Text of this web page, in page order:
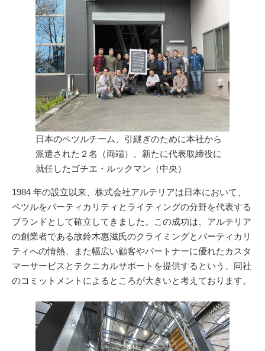
日本のペツルチーム、引継ぎのために本社から
派遣された２名（両端）、新たに代表取締役に
就任したゴチエ・ルックマン（中央）
1984 年の設立以来、株式会社アルテリアは日本において、
ペツルをバーティカリティとライティングの分野を代表する
ブランドとして確立してきました。この成功は、アルテリア
の創業者である故鈴木惠滋氏のクライミングとバーティカリ
ティへの情熱、また幅広い顧客やパートナーに優れたカスタ
マーサービスとテクニカルサポートを提供するという、同社
のコミットメントによるところが大きいと考えております。